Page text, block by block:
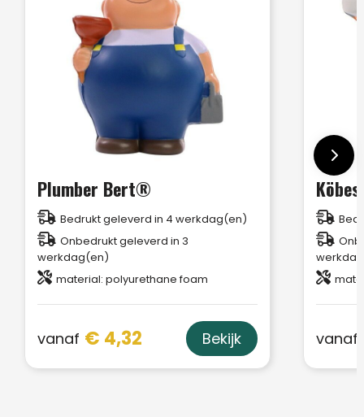
Plumber Bert®
Bedrukt geleverd in 4 werkdag(en)
Onbedrukt geleverd in 3
werkdag(en)
material: polyurethane foam
vanaf € 4,32 Bekijk vanaf